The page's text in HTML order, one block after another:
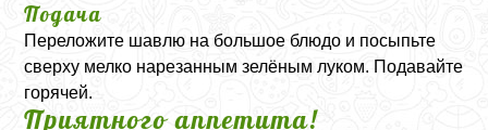
Подача
Переложите шавлю на большое блюдо и посыпьте
сверху мелко нарезанным зелёным луком. Подавайте
горячей.
Приятного аппетита!